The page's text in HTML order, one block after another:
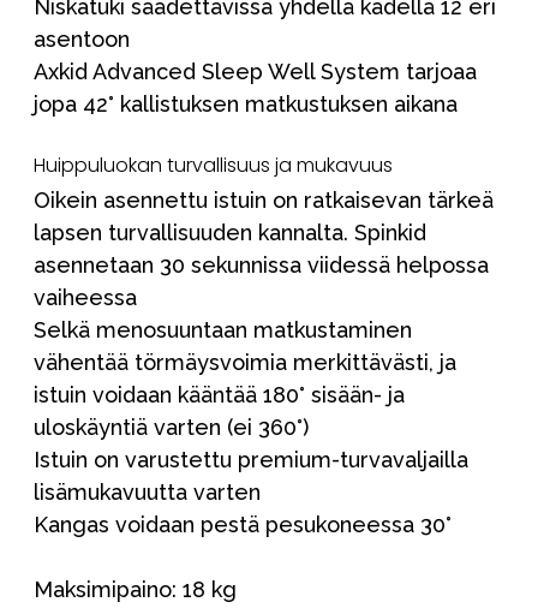
Niskatuki säädettävissä yhdellä kädellä 12 eri
asentoon
Axkid Advanced Sleep Well System tarjoaa
jopa 42° kallistuksen matkustuksen aikana
Huippuluokan turvallisuus ja mukavuus
Oikein asennettu istuin on ratkaisevan tärkeä
lapsen turvallisuuden kannalta. Spinkid
asennetaan 30 sekunnissa viidessä helpossa
vaiheessa
Selkä menosuuntaan matkustaminen
vähentää törmäysvoimia merkittävästi, ja
istuin voidaan kääntää 180° sisään- ja
uloskäyntiä varten (ei 360°)
Istuin on varustettu premium-turvavaljailla
lisämukavuutta varten
Kangas voidaan pestä pesukoneessa 30°
Maksimipaino: 18 kg